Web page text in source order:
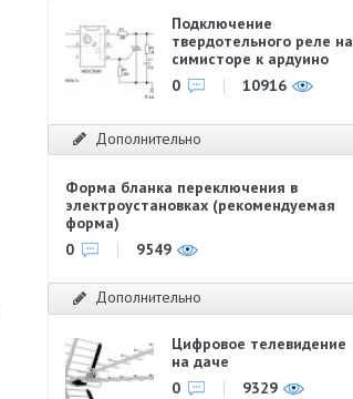
Подключение
твердотельного реле на
симисторе к ардуино
0
10916
Дополнительно
Форма бланка переключения в
электроустановках (рекомендуемая
форма)
0
9549
Дополнительно
Цифровое телевидение
на даче
0
9329